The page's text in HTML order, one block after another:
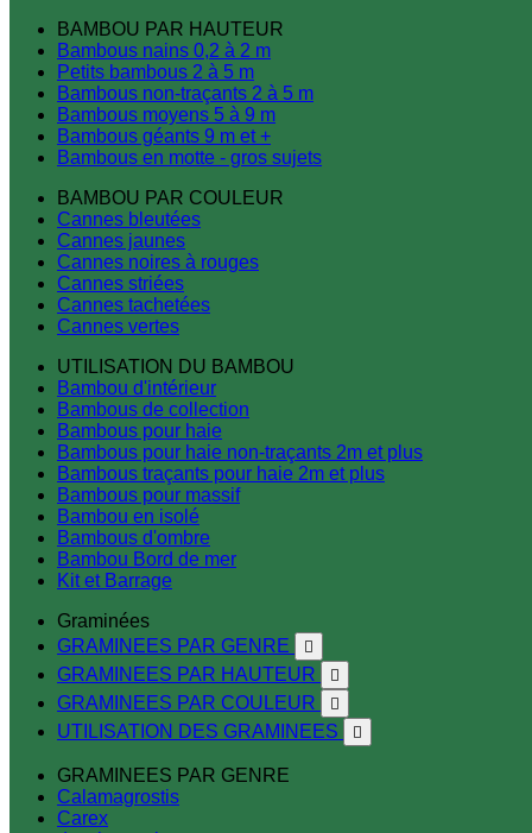
BAMBOU PAR HAUTEUR
Bambous nains 0,2 à 2 m
Petits bambous 2 à 5 m
Bambous non-traçants 2 à 5 m
Bambous moyens 5 à 9 m
Bambous géants 9 m et +
Bambous en motte - gros sujets
BAMBOU PAR COULEUR
Cannes bleutées
Cannes jaunes
Cannes noires à rouges
Cannes striées
Cannes tachetées
Cannes vertes
UTILISATION DU BAMBOU
Bambou d'intérieur
Bambous de collection
Bambous pour haie
Bambous pour haie non-traçants 2m et plus
Bambous traçants pour haie 2m et plus
Bambous pour massif
Bambou en isolé
Bambous d'ombre
Bambou Bord de mer
Kit et Barrage
Graminées
GRAMINEES PAR GENRE

GRAMINEES PAR HAUTEUR 
GRAMINEES PAR COULEUR 
UTILISATION DES GRAMINEES 
GRAMINEES PAR GENRE
Calamagrostis
Carex